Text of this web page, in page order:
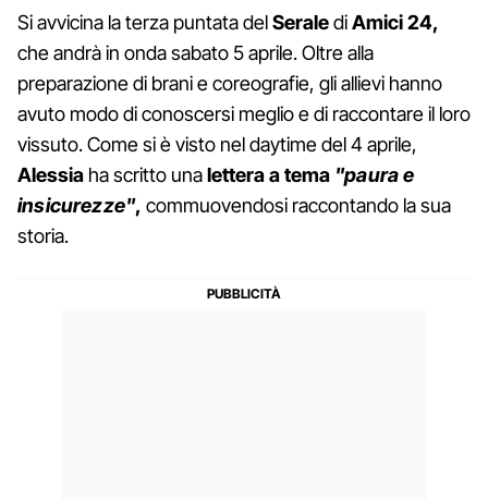
Si avvicina la terza puntata delSeralediAmici 24,
che andrà in onda sabato 5 aprile. Oltre alla
preparazione di brani e coreografie, gli allievi hanno
avuto modo di conoscersi meglio e di raccontare il loro
vissuto. Come si è visto nel daytime del 4 aprile,
Alessia ha scritto unalettera a tema "paura e
insicurezze", commuovendosi raccontando la sua
storia.